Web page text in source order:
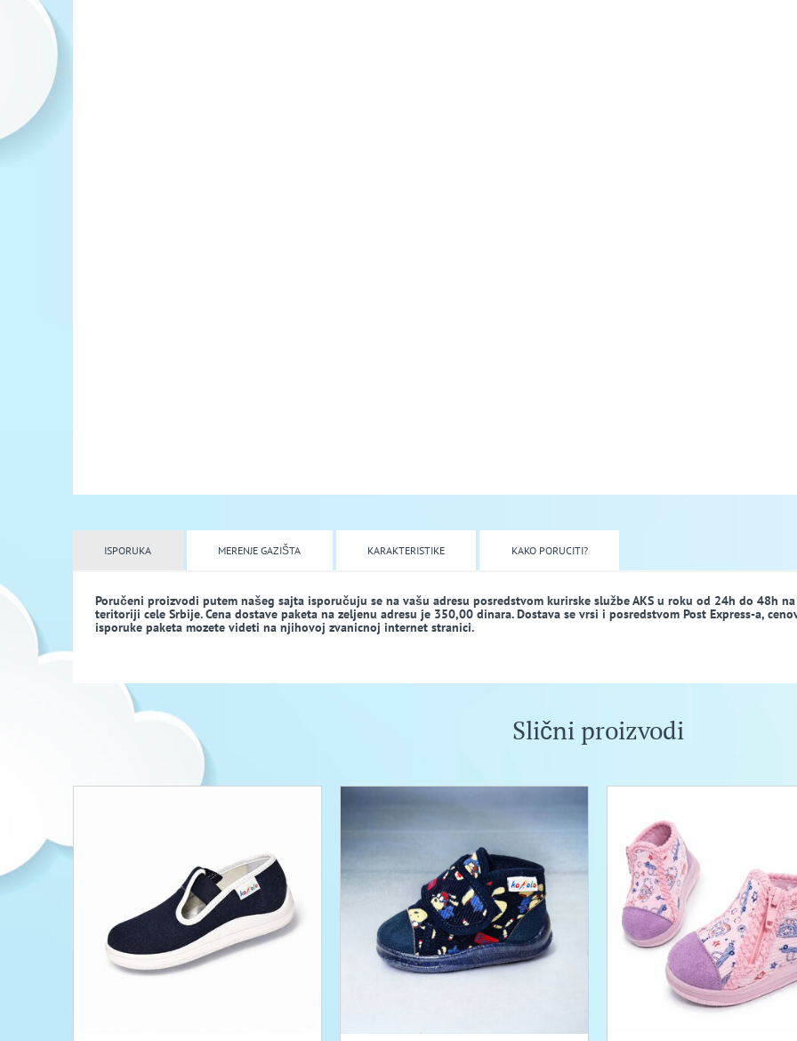
ISPORUKA MERENJE GAZIŠTA KARAKTERISTIKE KAKO PORUCITI?
Poručeni proizvodi putem našeg sajta isporučuju se na vašu adresu posredstvom kurirske službe AKS u roku od 24h do 48h na
teritoriji cele Srbije. Cena dostave paketa na zeljenu adresu je 350,00 dinara. Dostava se vrsi i posredstvom Post Express-a,
isporuke paketa mozete videti na njihovoj zvanicnoj internet stranici.
Slični proizvodi